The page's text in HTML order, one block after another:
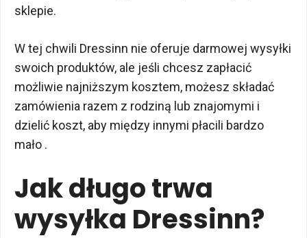
sklepie.
W tej chwili Dressinn nie oferuje darmowej wysyłki
swoich produktów, ale jeśli chcesz zapłacić
możliwie najniższym kosztem, możesz składać
zamówienia razem z rodziną lub znajomymi i
dzielić koszt, aby między innymi płacili bardzo
mało .
Jak długo trwa
wysyłka Dressinn?